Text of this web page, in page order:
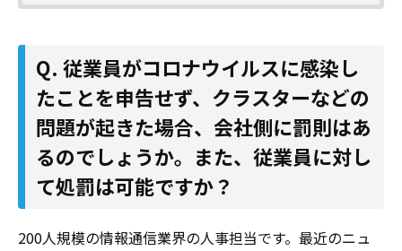
Q. 従業員がコロナウイルスに感染し
たことを申告せず、クラスターなどの
問題が起きた場合、会社側に罰則はあ
るのでしょうか。また、従業員に対し
て処罰は可能ですか？
200人規模の情報通信業界の人事担当です。最近のニュ